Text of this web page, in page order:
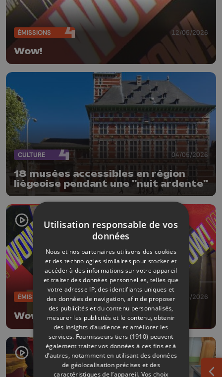
ÉMISSIONS 12/05/2026
Wow!
CULTURE 04/05/2026
18 musées accessibles en région
liégeoise pendant une "nuit ardente"
ÉMISSIONS 21/04/2026
Wow!
Utilisation responsable de vos
données
Nous et nos partenaires utilisons des cookies
et des technologies similaires pour stocker et
accéder à des informations sur votre appareil
et traiter des données personnelles, telles que
votre adresse IP, des identifiants uniques et
des données de navigation, afin de proposer
des publicités et du contenu personnalisés,
mesurer les publicités et le contenu, obtenir
des insights d’audience et améliorer les
services. Fournisseurs tiers (1910) peuvent
également traiter vos données à ces fins et à
d’autres, notamment en utilisant des données
de géolocalisation précises et des
caractéristiques de l’appareil. Vos choix